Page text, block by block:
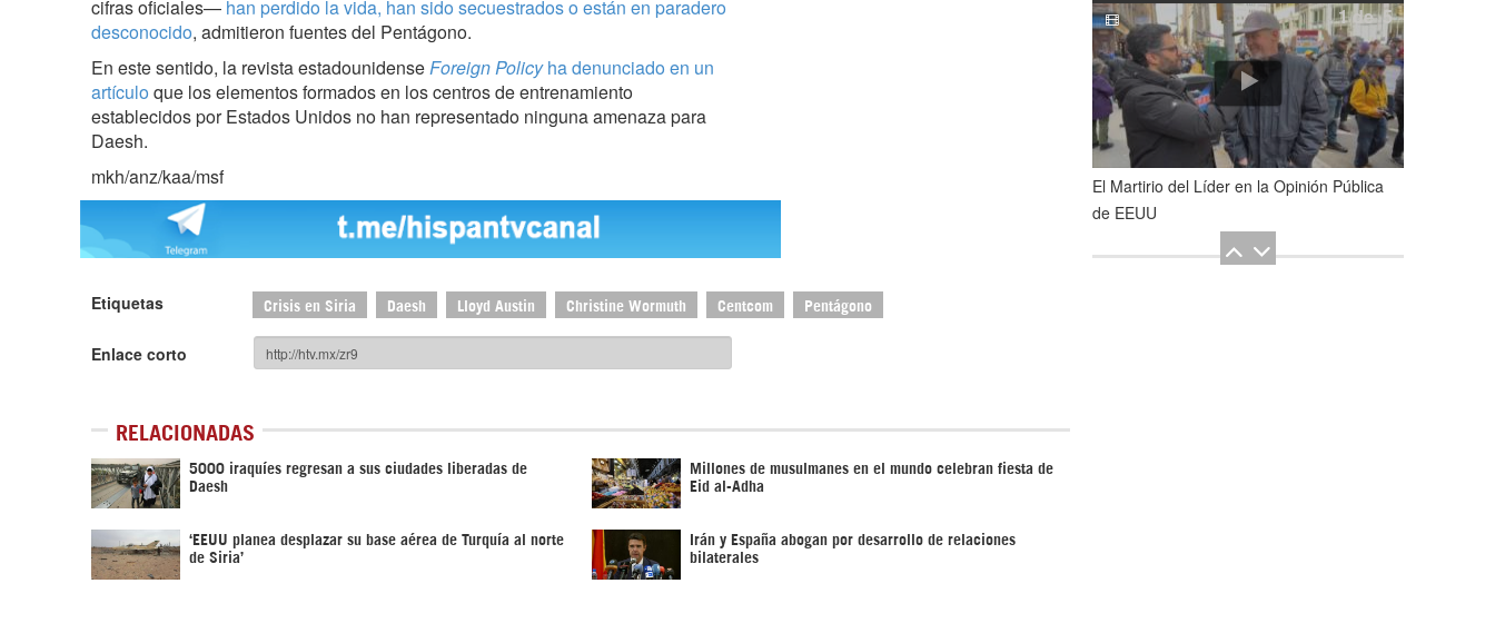
cifras oficiales— han perdido la vida, han sido secuestrados o están en paradero
desconocido, admitieron fuentes del Pentágono.
En este sentido, la revista estadounidenseForeign Policyha denunciado en un
artículo que los elementos formados en los centros de entrenamiento
establecidos por Estados Unidos no han representado ninguna amenaza para
Daesh.
mkh/anz/kaa/msf
Etiquetas Crisis en Siria Daesh Lloyd Austin Christine Wormuth Centcom Pentágono
Enlace corto
RELACIONADAS
5000 iraquíes regresan a sus ciudades liberadas de
Daesh
Millones de musulmanes en el mundo celebran fiesta de
Eid al-Adha
‘EEUU planea desplazar su base aérea de Turquía al norte
de Siria’
Irán y España abogan por desarrollo de relaciones
bilaterales
1de5
El Martirio del Líder en la Opinión Pública
de EEUU